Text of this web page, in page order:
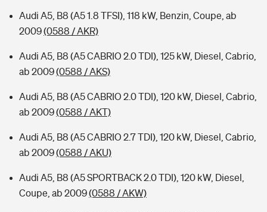
Audi A5, B8 (A5 1.8 TFSI), 118 kW, Benzin, Coupe, ab
2009(0588 / AKR)
Audi A5, B8 (A5 CABRIO 2.0 TDI), 125 kW, Diesel, Cabrio,
ab 2009(0588 / AKS)
Audi A5, B8 (A5 CABRIO 2.0 TDI), 120 kW, Diesel, Cabrio,
ab 2009(0588 / AKT)
Audi A5, B8 (A5 CABRIO 2.7 TDI), 120 kW, Diesel, Cabrio,
ab 2009(0588 / AKU)
Audi A5, B8 (A5 SPORTBACK 2.0 TDI), 120 kW, Diesel,
Coupe, ab 2009(0588 / AKW)